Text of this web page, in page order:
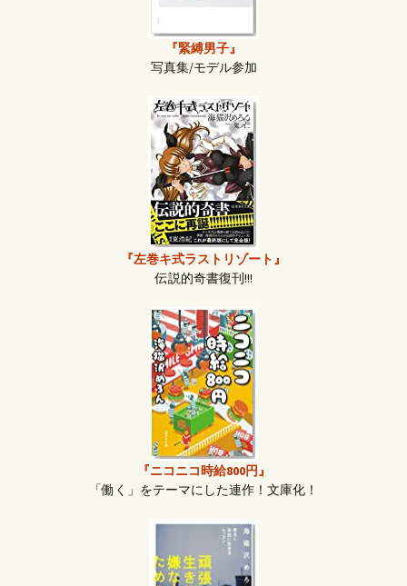
『緊縛男子』
写真集/モデル参加
『左巻キ式ラストリゾート』
伝説的奇書復刊!!!
『ニコニコ時給800円』
「働く」をテーマにした連作！文庫化！